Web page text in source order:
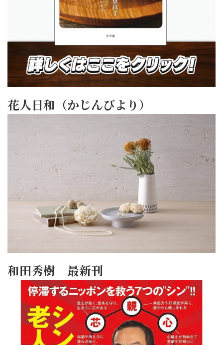
花人日和（かじんびより）
和田秀樹 最新刊